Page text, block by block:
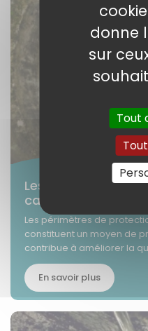
Les périmètres de
captages
Les périmètres de
constituent un moyen de
contribue à améliorer la
En savoir plus
donne
sur
Tout